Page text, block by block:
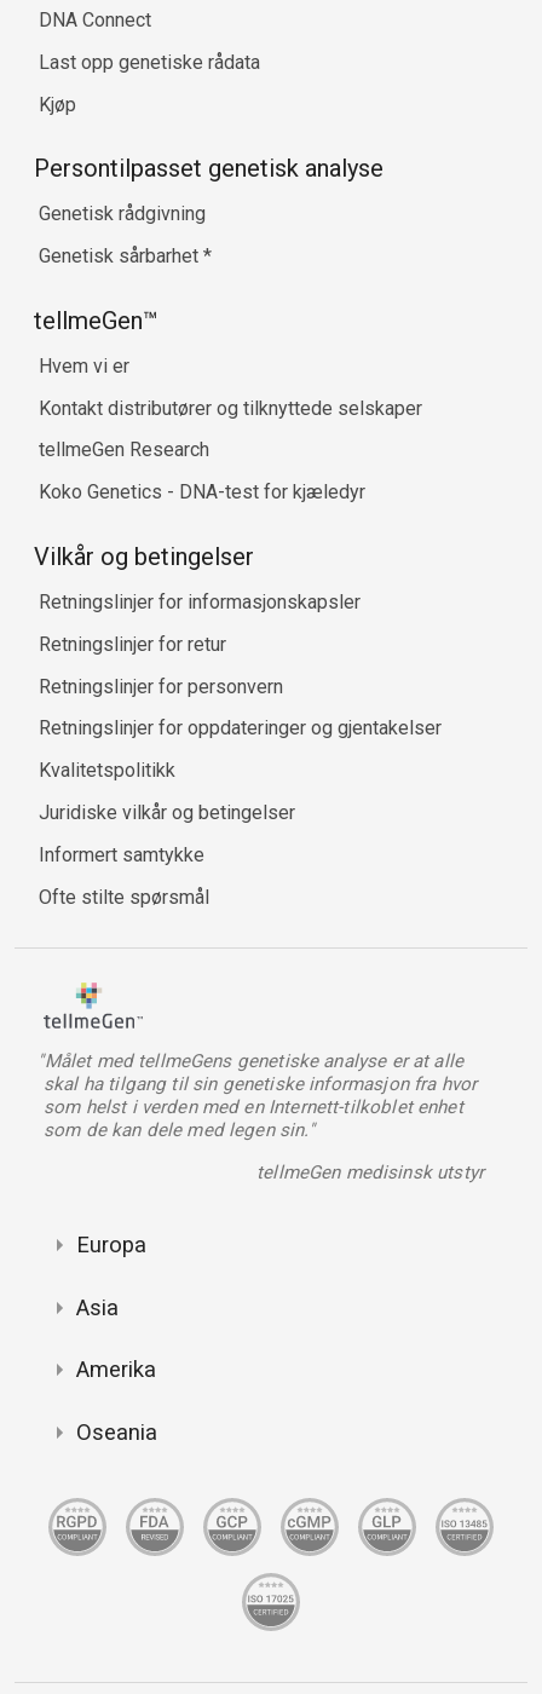
DNA Connect
Last opp genetiske rådata
Kjøp
Persontilpasset genetisk analyse
Genetisk rådgivning
Genetisk sårbarhet *
tellmeGen™
Hvem vi er
Kontakt distributører og tilknyttede selskaper
tellmeGen Research
Koko Genetics - DNA-test for kjæledyr
Vilkår og betingelser
Retningslinjer for informasjonskapsler
Retningslinjer for retur
Retningslinjer for personvern
Retningslinjer for oppdateringer og gjentakelser
Kvalitetspolitikk
Juridiske vilkår og betingelser
Informert samtykke
Ofte stilte spørsmål
"Målet med tellmeGens genetiske analyse er at alle
skal ha tilgang til sin genetiske informasjon fra hvor
som helst i verden med en Internett-tilkoblet enhet
som de kan dele med legen sin."
tellmeGen medisinsk utstyr
Europa
Asia
Amerika
Oseania